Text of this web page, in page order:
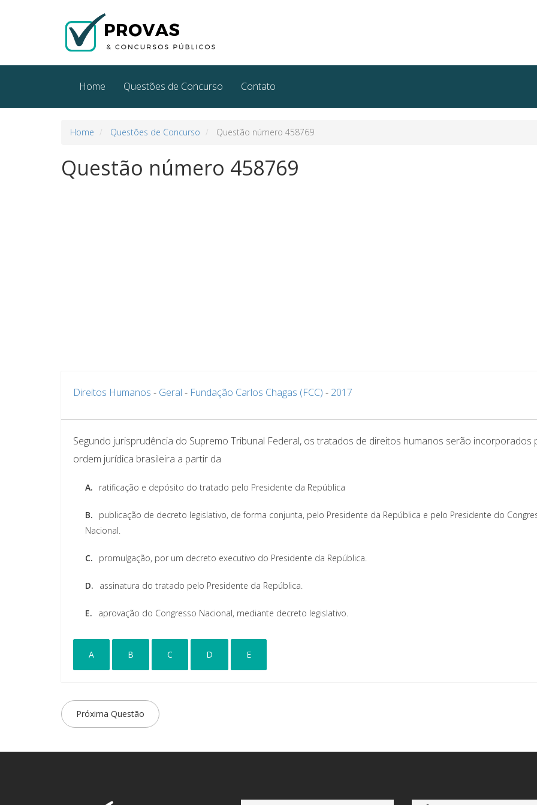
Home Questões de Concurso Contato
Home Questões de Concurso Questão número 458769
Questão número 458769
Direitos Humanos - Geral - Fundação Carlos Chagas (FCC) - 2017
Segundo jurisprudência do Supremo Tribunal Federal, os tratados de direitos humanos serão incorporados
ordem jurídica brasileira a partir da
A. ratificação e depósito do tratado pelo Presidente da República
B.
publicação de decreto legislativo, de forma conjunta, pelo Presidente da República e pelo Presidente do
Nacional.
C. promulgação, por um decreto executivo do Presidente da República.
D. assinatura do tratado pelo Presidente da República.
E. aprovação do Congresso Nacional, mediante decreto legislativo.
A B C D E
Próxima Questão